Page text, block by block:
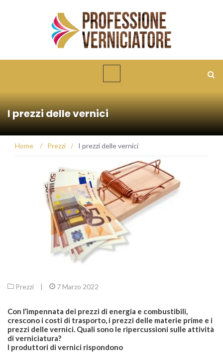
I prezzi delle vernici
Home / Prezzi / I prezzi delle vernici
Prezzi | 7 Marzo 2022
Con l’impennata dei prezzi di energia e combustibili,
crescono i costi di trasporto, i prezzi delle materie prime e i
prezzi delle vernici. Quali sono le ripercussioni sulle attività
di verniciatura?
I produttori di vernici rispondono